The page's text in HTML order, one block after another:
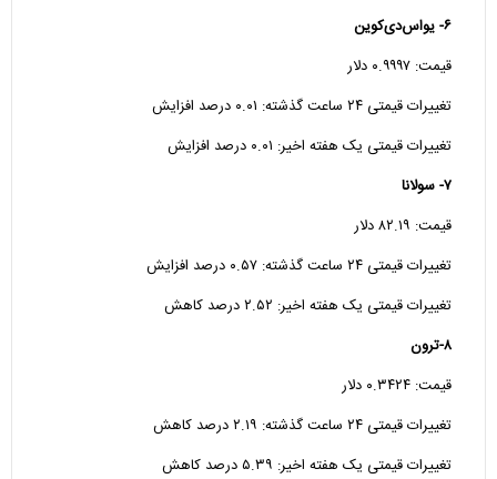
۶- یواس‌دی‌کوین
قیمت: ۰.۹۹۹۷ دلار
تغییرات قیمتی ۲۴ ساعت گذشته: ۰.۰۱ درصد افزایش
تغییرات قیمتی یک هفته اخیر: ۰.۰۱ درصد افزایش
۷- سولانا
قیمت: ۸۲.۱۹ دلار
تغییرات قیمتی ۲۴ ساعت گذشته: ۰.۵۷ درصد افزایش
تغییرات قیمتی یک هفته اخیر: ۲.۵۲ درصد کاهش
۸-ترون
قیمت: ۰.۳۴۲۴ دلار
تغییرات قیمتی ۲۴ ساعت گذشته: ۲.۱۹ درصد کاهش
تغییرات قیمتی یک هفته اخیر: ۵.۳۹ درصد کاهش